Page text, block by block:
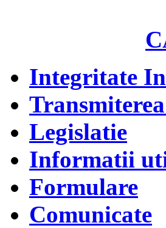
Integritate
Legislatie
Informatii
Formulare
Comunicate